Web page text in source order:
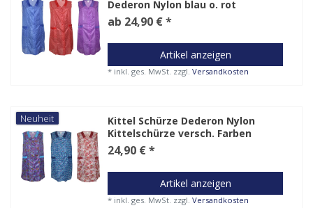
Dederon Nylon blau o. rot
ab 24,90 € *
Artikel anzeigen
* inkl. ges. MwSt. zzgl.Versandkosten
Neuheit
Kittel Schürze Dederon Nylon
Kittelschürze versch. Farben
24,90 € *
Artikel anzeigen
* inkl. ges. MwSt. zzgl.Versandkosten